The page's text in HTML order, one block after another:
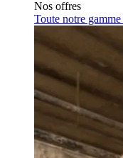
Nos offres
Toute notre gamme